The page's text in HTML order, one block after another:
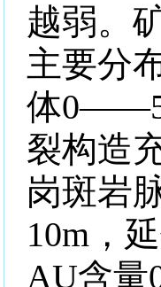
越弱。
主要分
体0——
裂构造
岗斑岩
10m ，
AU含量